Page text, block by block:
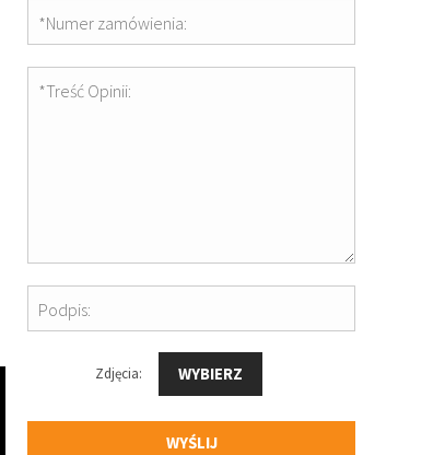
*Numer zamówienia:
*Treść Opinii:
Podpis:
Zdjęcia: WYBIERZ
WYŚLIJ